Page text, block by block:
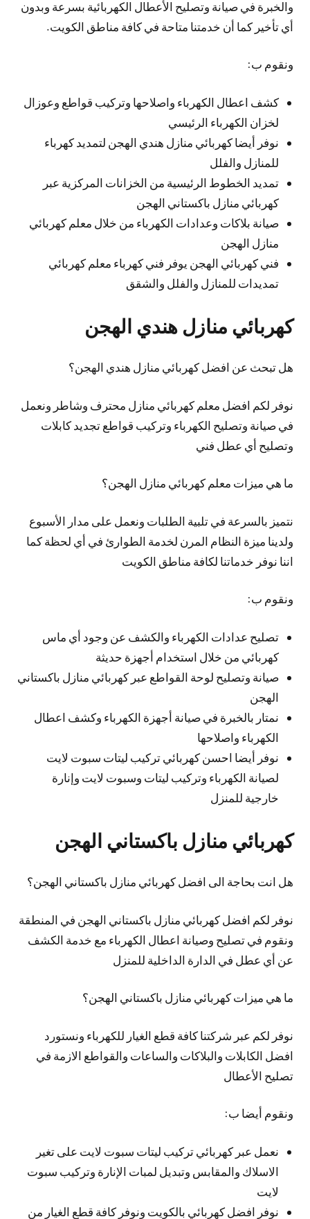
والخبرة في صيانة وتصليح الأعطال الكهربائية بسرعة وبدون
أي تأخير كما أن خدمتنا متاحة في كافة مناطق الكويت.
ونقوم ب:
كشف اعطال الكهرباء واصلاحها وتركيب قواطع وعوزال
لخزان الكهرباء الرئيسي
نوفر أيضا كهربائي منازل هندي الهجن لتمديد كهرباء
للمنازل والفلل
تمديد الخطوط الرئيسية من الخزانات المركزية عبر
كهربائي منازل باكستاني الهجن
صيانة بلاكات وعدادات الكهرباء من خلال معلم كهربائي
منازل الهجن
فني كهربائي الهجن يوفر فني كهرباء معلم كهربائي
تمديدات للمنازل والفلل والشقق
كهربائي منازل هندي الهجن
هل تبحث عن افضل كهربائي منازل هندي الهجن؟
نوفر لكم افضل معلم كهربائي منازل محترف وشاطر ونعمل
في صيانة وتصليح الكهرباء وتركيب قواطع تجديد كابلات
وتصليح أي عطل فني
ما هي ميزات معلم كهربائي منازل الهجن؟
نتميز بالسرعة في تلبية الطلبات ونعمل على مدار الأسبوع
ولدينا ميزة النظام المرن لخدمة الطوارئ في أي لحظة كما
اننا نوفر خدماتنا لكافة مناطق الكويت
ونقوم ب:
تصليح عدادات الكهرباء والكشف عن وجود أي ماس
كهربائي من خلال استخدام أجهزة حديثة
صيانة وتصليح لوحة القواطع عبر كهربائي منازل باكستاني
الهجن
نمتار بالخبرة في صيانة أجهزة الكهرباء وكشف اعطال
الكهرباء واصلاحها
نوفر أيضا احسن كهربائي تركيب ليتات سبوت لايت
لصيانة الكهرباء وتركيب ليتات وسبوت لايت وإنارة
خارجية للمنزل
كهربائي منازل باكستاني الهجن
هل انت بحاجة الى افضل كهربائي منازل باكستاني الهجن؟
نوفر لكم افضل كهربائي منازل باكستاني الهجن في المنطقة
ونقوم في تصليح وصيانة اعطال الكهرباء مع خدمة الكشف
عن أي عطل في الدارة الداخلية للمنزل
ما هي ميزات كهربائي منازل باكستاني الهجن؟
نوفر لكم عبر شركتنا كافة قطع الغيار للكهرباء ونستورد
افضل الكابلات والبلاكات والساعات والقواطع الازمة في
تصليح الأعطال
ونقوم أيضا ب:
نعمل عبر كهربائي تركيب ليتات سبوت لايت على تغير
الاسلاك والمقابس وتبديل لمبات الإنارة وتركيب سبوت
لايت
نوفر افضل كهربائي بالكويت ونوفر كافة قطع الغيار من